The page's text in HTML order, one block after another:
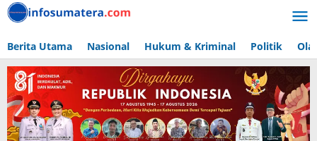
Lewati
ke
Berita Utama Nasional Hukum & Kriminal Politik